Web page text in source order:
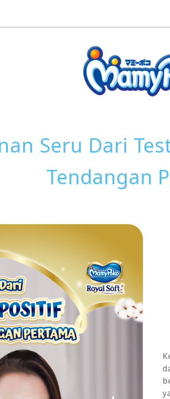
Seru Dari
Tendangan